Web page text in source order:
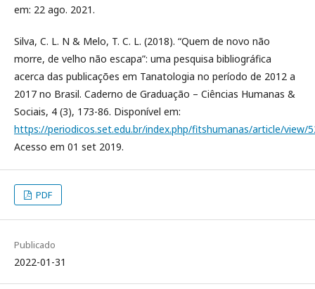
em: 22 ago. 2021.
Silva, C. L. N & Melo, T. C. L. (2018). “Quem de novo não
morre, de velho não escapa”: uma pesquisa bibliográfica
acerca das publicações em Tanatologia no período de 2012 a
2017 no Brasil. Caderno de Graduação – Ciências Humanas &
Sociais, 4 (3), 173-86. Disponível em:
https://periodicos.set.edu.br/index.php/fitshumanas/article/view/
Acesso em 01 set 2019.
PDF
Publicado
2022-01-31